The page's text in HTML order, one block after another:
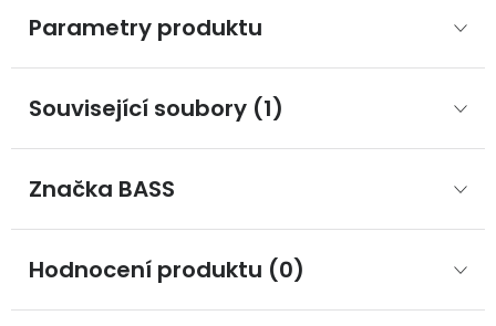
Parametry produktu
Související soubory (1)
Značka BASS
Hodnocení produktu (0)